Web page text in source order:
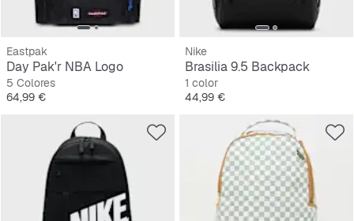
Eastpak
Day Pak'r NBA Logo
5 Colores
Precio
64,99 €
Nike
Brasilia 9.5 Backpack
1 color
Precio
44,99 €